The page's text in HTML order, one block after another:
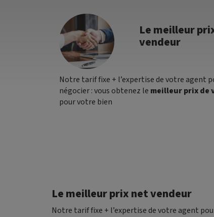
Le meilleur
vendeur
Notre tarif fixe + l’expertise de votre agent
négocier : vous obtenez le meilleur prix de
pour votre bien
Le meilleur prix net vendeur
Notre tarif fixe + l’expertise de votre agent